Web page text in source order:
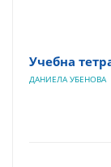
Учебна
ДАНИЕЛА УБЕНОВА